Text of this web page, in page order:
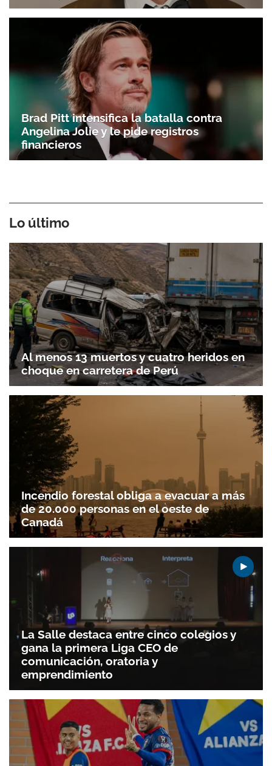
Brad Pitt intensifica la batalla contra
Angelina Jolie y le pide registros
financieros
Lo último
Al menos 13 muertos y cuatro heridos en
choque en carretera de Perú
Incendio forestal obliga a evacuar a más
de 20.000 personas en el oeste de
Canadá
La Salle destaca entre cinco colegios y
gana la primera Liga CEO de
comunicación, oratoria y
emprendimiento